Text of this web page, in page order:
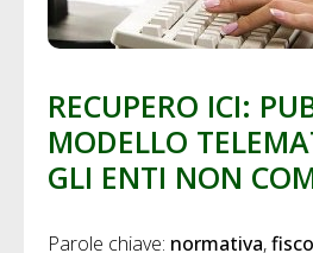
RECUPERO ICI:
MODELLO
GLI ENTI NON
Parole chiave: normativa fisco